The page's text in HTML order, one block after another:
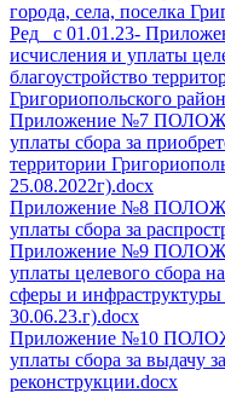
города, села, поселка
Ред_ с 01.01.23-
исчисления и уплаты
благоустройство
Григориопольского
Приложение №7
уплаты сбора за
территории
25.08.2022г).docx
Приложение №8
уплаты сбора за
Приложение №9
уплаты целевого сбора
сферы и инфраструктуры
30.06.23.г).docx
Приложение №10
уплаты сбора за выдачу
реконструкции.docx